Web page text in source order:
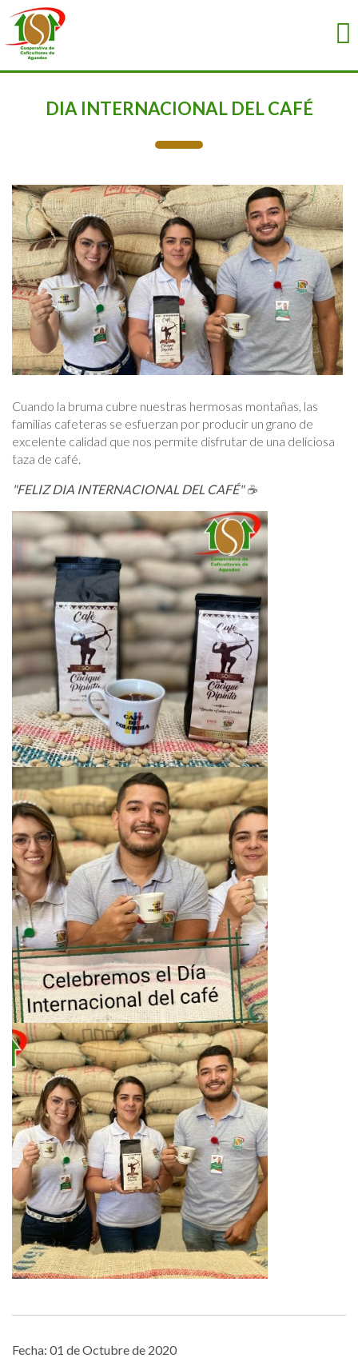
DIA INTERNACIONAL DEL CAFÉ
Cuando la bruma cubre nuestras hermosas montañas, las
familias cafeteras se esfuerzan por producir un grano de
excelente calidad que nos permite disfrutar de una deliciosa
taza de café.
"FELIZ DIA INTERNACIONAL DEL CAFÉ" ☕️
Fecha: 01 de Octubre de 2020